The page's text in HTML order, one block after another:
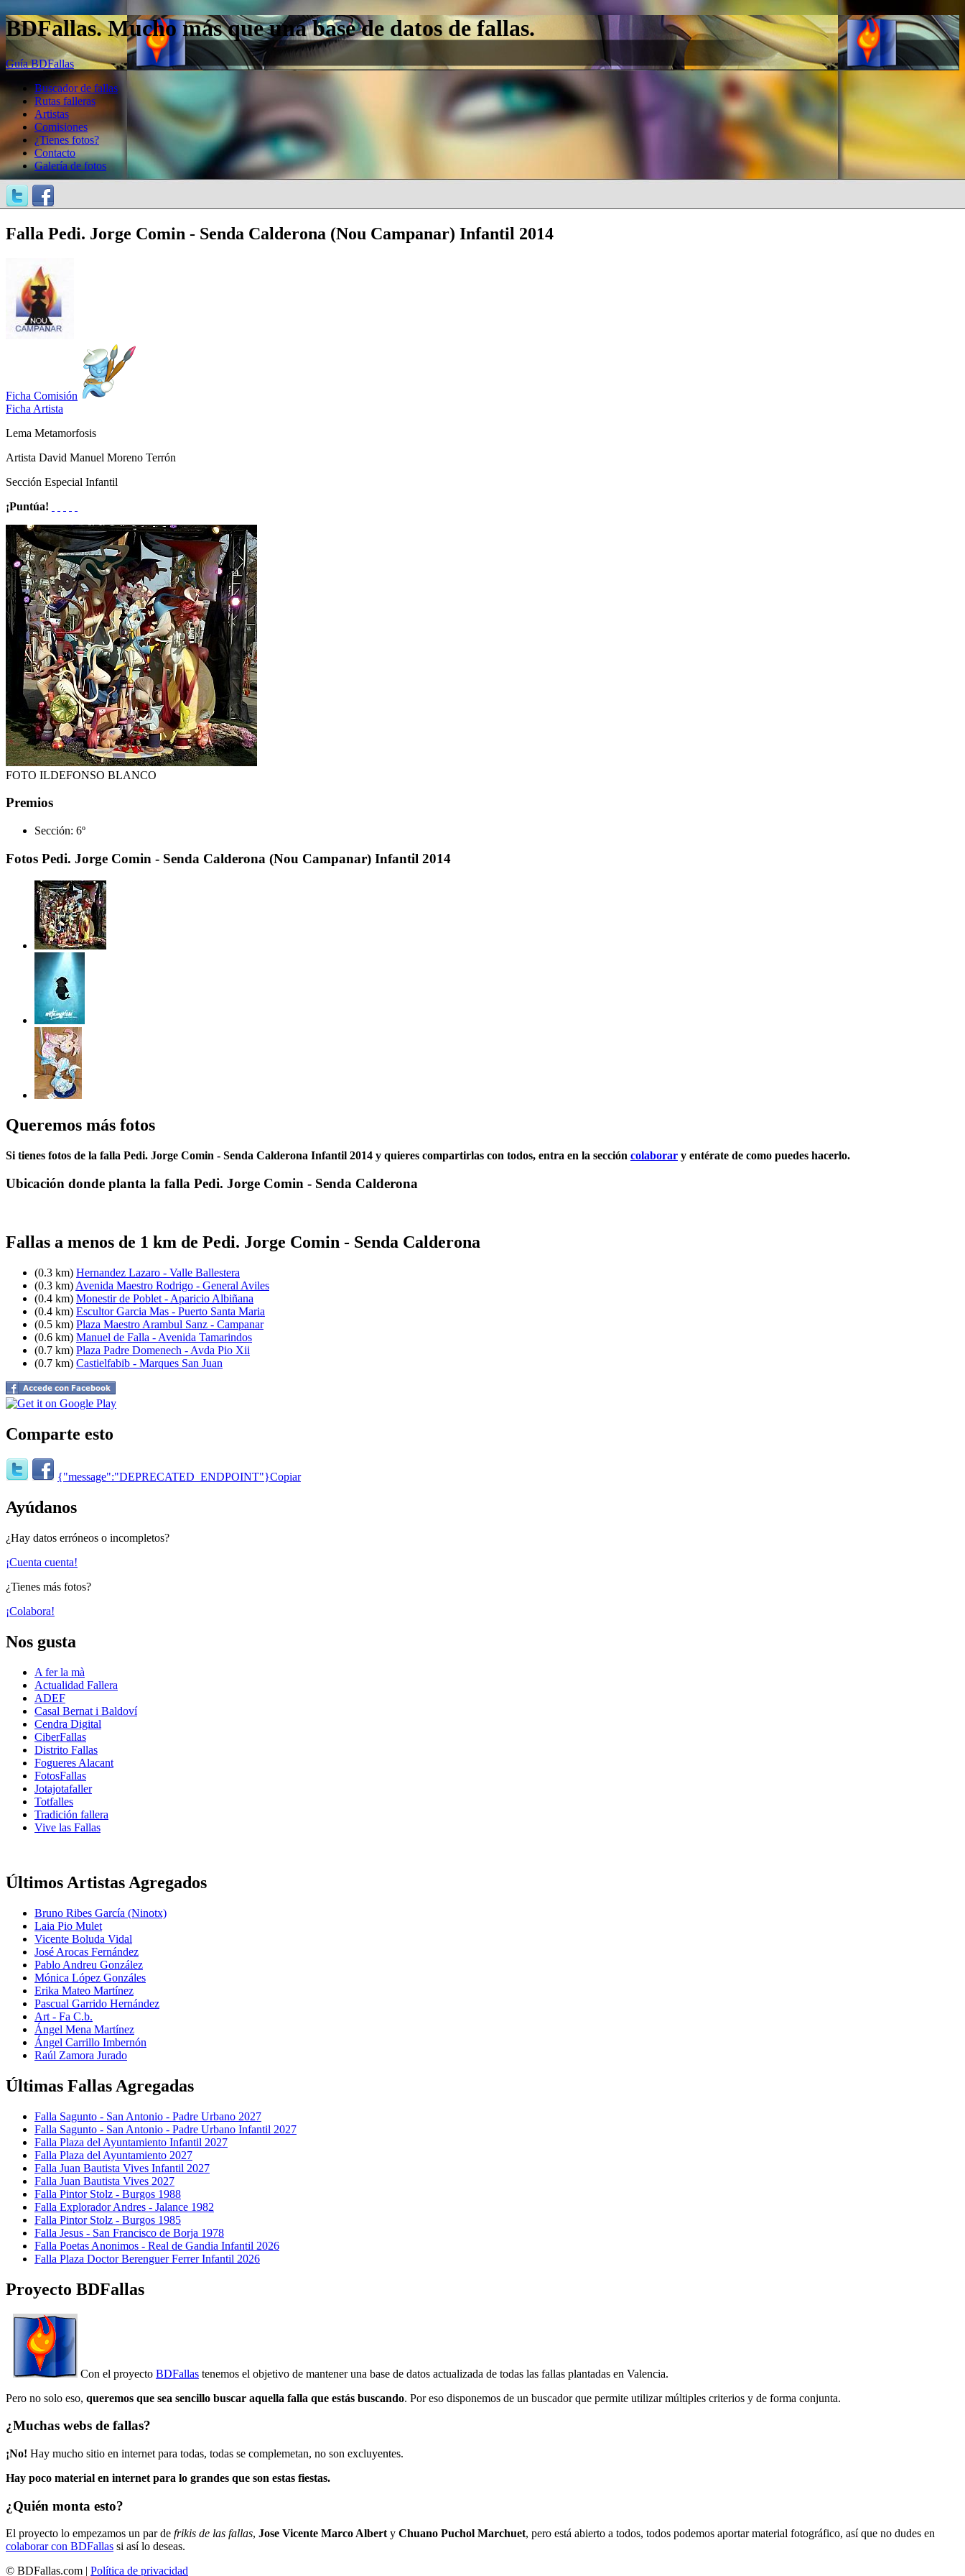
BDFallas. Mucho más que una base de datos de fallas.
Guía BDFallas
Buscador de fallas
Rutas falleras
Artistas
Comisiones
¿Tienes fotos?
Contacto
Galería de fotos
Falla Pedi. Jorge Comin - Senda Calderona (Nou Campanar) Infantil 2014
Ficha Comisión
Ficha Artista
Lema Metamorfosis
Artista David Manuel Moreno Terrón
Sección Especial Infantil
¡Puntúa!
FOTO ILDEFONSO BLANCO
Premios
Sección: 6º
Fotos Pedi. Jorge Comin - Senda Calderona (Nou Campanar) Infantil 2014
Queremos más fotos
Si tienes fotos de la falla Pedi. Jorge Comin - Senda Calderona Infantil 2014 y quieres compartirlas con todos, entra en la sección colaborar y entérate de como puedes hacerlo.
Ubicación donde planta la falla Pedi. Jorge Comin - Senda Calderona
Fallas a menos de 1 km de Pedi. Jorge Comin - Senda Calderona
(0.3 km) Hernandez Lazaro - Valle Ballestera
(0.3 km) Avenida Maestro Rodrigo - General Aviles
(0.4 km) Monestir de Poblet - Aparicio Albiñana
(0.4 km) Escultor Garcia Mas - Puerto Santa Maria
(0.5 km) Plaza Maestro Arambul Sanz - Campanar
(0.6 km) Manuel de Falla - Avenida Tamarindos
(0.7 km) Plaza Padre Domenech - Avda Pio Xii
(0.7 km) Castielfabib - Marques San Juan
Comparte esto
{"message":"DEPRECATED_ENDPOINT"}Copiar
Ayúdanos
¿Hay datos erróneos o incompletos?
¡Cuenta cuenta!
¿Tienes más fotos?
¡Colabora!
Nos gusta
A fer la mà
Actualidad Fallera
ADEF
Casal Bernat i Baldoví
Cendra Digital
CiberFallas
Distrito Fallas
Fogueres Alacant
FotosFallas
Jotajotafaller
Totfalles
Tradición fallera
Vive las Fallas
Últimos Artistas Agregados
Bruno Ribes García (Ninotx)
Laia Pio Mulet
Vicente Boluda Vidal
José Arocas Fernández
Pablo Andreu González
Mónica López Gonzáles
Erika Mateo Martínez
Pascual Garrido Hernández
Art - Fa C.b.
Ángel Mena Martínez
Ángel Carrillo Imbernón
Raúl Zamora Jurado
Últimas Fallas Agregadas
Falla Sagunto - San Antonio - Padre Urbano 2027
Falla Sagunto - San Antonio - Padre Urbano Infantil 2027
Falla Plaza del Ayuntamiento Infantil 2027
Falla Plaza del Ayuntamiento 2027
Falla Juan Bautista Vives Infantil 2027
Falla Juan Bautista Vives 2027
Falla Pintor Stolz - Burgos 1988
Falla Explorador Andres - Jalance 1982
Falla Pintor Stolz - Burgos 1985
Falla Jesus - San Francisco de Borja 1978
Falla Poetas Anonimos - Real de Gandia Infantil 2026
Falla Plaza Doctor Berenguer Ferrer Infantil 2026
Proyecto BDFallas
Con el proyecto BDFallas tenemos el objetivo de mantener una base de datos actualizada de todas las fallas plantadas en Valencia.
Pero no solo eso, queremos que sea sencillo buscar aquella falla que estás buscando. Por eso disponemos de un buscador que permite utilizar múltiples criterios y de forma conjunta.
¿Muchas webs de fallas?
¡No! Hay mucho sitio en internet para todas, todas se complemetan, no son excluyentes.
Hay poco material en internet para lo grandes que son estas fiestas.
¿Quién monta esto?
El proyecto lo empezamos un par de frikis de las fallas, Jose Vicente Marco Albert y Chuano Puchol Marchuet, pero está abierto a todos, todos podemos aportar material fotográfico, así que no dudes en
colaborar con BDFallas si así lo deseas.
© BDFallas.com | Política de privacidad